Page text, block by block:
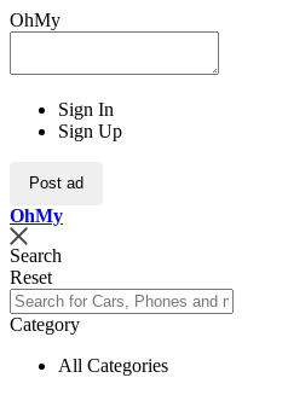
OhMy
Sign In
Sign Up
Post ad
OhMy
Search
Reset
Category
All Categories